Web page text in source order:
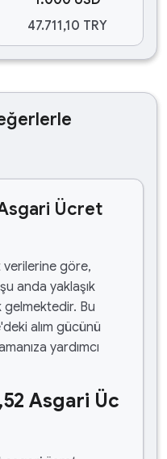
47.711,10 TRY
Ücret
göre,
şu anda yaklaşık
gelmektedir. Bu
alım gücünü
yardımcı
Asgari Üc